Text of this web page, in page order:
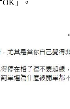
」。